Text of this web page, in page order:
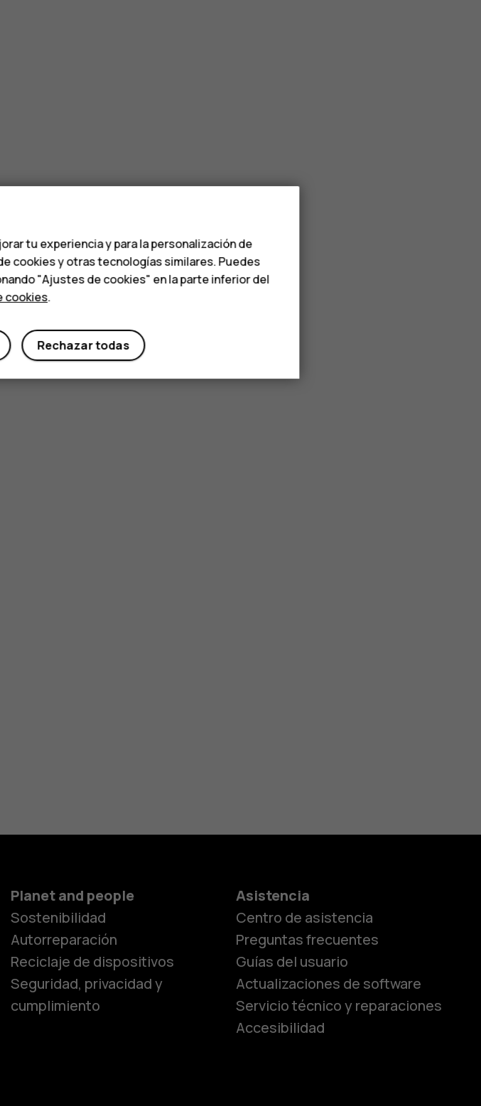
clásicos
para
Planet and people
Sostenibilidad
Autorreparación
Reciclaje de dispositivos
Seguridad, privacidad y
cumplimiento
Asistencia
Centro de asistencia
Preguntas frecuentes
Guías del usuario
Actualizaciones de software
Servicio técnico y reparaciones
Accesibilidad
tu experiencia y para la personalización de
cookies y otras tecnologías similares. Puedes
"Ajustes de cookies" en la parte inferior del
cookies.
Rechazar todas